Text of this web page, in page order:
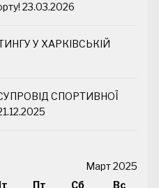
23.03.2026
У ХАРКІВСЬКІЙ
СПОРТИВНОЇ
Март 2025
Пт Сб Вс